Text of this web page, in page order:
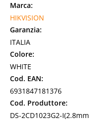
Marca:
HIKVISION
Garanzia:
ITALIA
Colore:
WHITE
Cod. EAN:
6931847181376
Cod. Produttore:
DS-2CD1023G2-I(2.8mm